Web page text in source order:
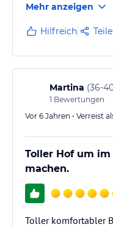
sehr sauber
spielen, da der
abgewandten Seite
befahren. Auch die
entfernt, dass diese
Nachts ist dies nicht
Für die Kinder ist
Mehr anzeigen
Hilfreich
Martina (36-
1 Bewertungen
Vor 6 Jahren • Verreist
Toller Hof um
machen.
Toller komfortabler